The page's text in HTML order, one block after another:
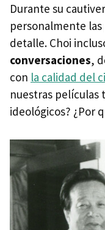
Durante su
personalmente
detalle. Choi
conversaciones,
con la calidad del
nuestras películas
ideológicos? ¿Por